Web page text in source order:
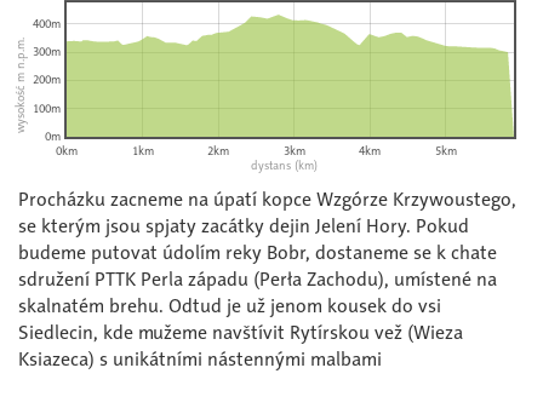
dystans (km)
wysokość m n.p.m.
0km 1km 2km 3km 4km 5km
0m
100m
200m
300m
400m
Procházku zacneme na úpatí kopce Wzgórze Krzywoustego,
se kterým jsou spjaty zacátky dejin Jelení Hory. Pokud
budeme putovat údolím reky Bobr, dostaneme se k chate
sdružení PTTK Perla západu (Perła Zachodu), umístené na
skalnatém brehu. Odtud je už jenom kousek do vsi
Siedlecin, kde mužeme navštívit Rytírskou vež (Wieza
Ksiazeca) s unikátními nástennými malbami